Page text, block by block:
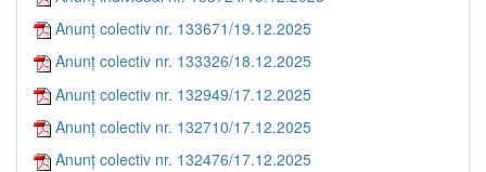
Anunț colectiv nr. 133671/19.12.2025
Anunț colectiv nr. 133326/18.12.2025
Anunț colectiv nr. 132949/17.12.2025
Anunț colectiv nr. 132710/17.12.2025
Anunț colectiv nr. 132476/17.12.2025